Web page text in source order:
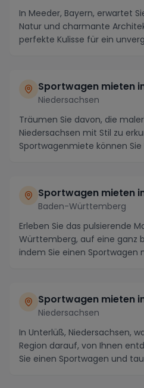
In Meeder, Bayern, erwartet
Natur und charmante
perfekte Kulisse für ein
Sportwagen mieten
Niedersachsen
Träumen Sie davon, die
Niedersachsen mit Stil zu
Sportwagenmiete können Sie
Sportwagen mieten
Baden-Württemberg
Erleben Sie das pulsierende
Württemberg, auf eine ganz
indem Sie einen Sportwagen
Sportwagen mieten
Niedersachsen
In Unterlüß, Niedersachsen,
Region darauf, von Ihnen
Sie einen Sportwagen und